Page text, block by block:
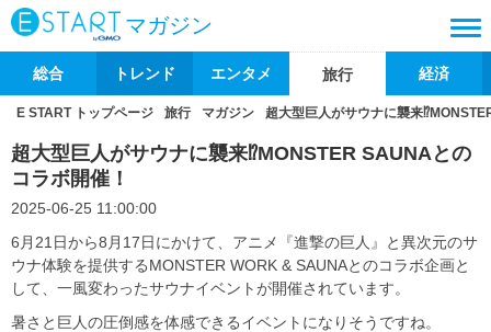
マガジン
総合 トレンド エンタメ 旅行 経済
E START トップページ 旅行 マガジン 超大型巨人がサウナに襲来
超大型巨人がサウナに襲来⁉MONSTER SAUNAとの
コラボ開催！
2025-06-25 11:00:00
6月21日から8月17日にかけて、アニメ『進撃の巨人』と異次元のサ
ウナ体験を提供するMONSTER WORK & SAUNAとのコラボ企画と
して、一風変わったサウナイベントが開催されています。
暑さと巨人の圧倒感を体感できるイベントになりそうですね。